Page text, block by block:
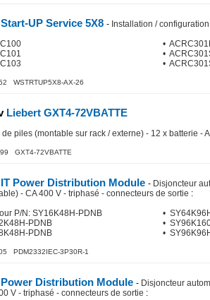
Start-UP Service 5X8 - Installation /
•
•
•
WSTRTUP5X8-AX-26
Liebert GXT4-72VBATTE
de piles (montable sur rack / externe) - 12 x batterie -
GXT4-72VBATTE
IT Power Distribution Module - Disjoncteur
- CA 400 V - triphasé - connecteurs de sortie :
P/N: SY16K48H-PDNB
PDNB
PDNB
•
•
•
PDM2332IEC-3P30R-1
Power Distribution Module - Disjoncteur
V - triphasé - connecteurs de sortie :